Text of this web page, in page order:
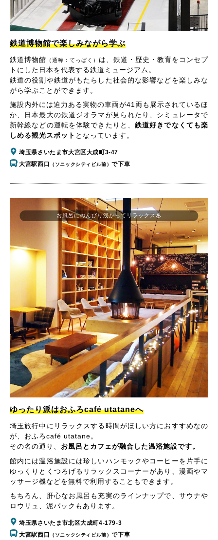
鉄道博物館で楽しみながら学ぶ
鉄道博物館 （通称：てっぱく） は、鉄道・歴史・教育をコンセプ
トにした日本を代表する鉄道ミュージアム。
鉄道の役割や鉄道がもたらした社会的な影響などを楽しみな
がら学ぶことができます。
施設内外には迫力ある実物の車両が41両も展示されているほ
か、日本最大の鉄道ジオラマが見られたり、シミュレータで
新幹線などの運転を体験できたりと、 鉄道好きでなくても楽
しめる観光スポット となっています。
埼玉県さいたま市大宮区大成町3-47
大宮駅西口
（ソニックシティビル前）で下車
ゆったり派はおふろcafé utataneへ
埼玉旅行中にリラックスする時間がほしい方におすすめなの
が、おふろcafé utatane。
その名の通り、 お風呂とカフェが融合した温浴施設です。
館内には温浴施設には珍しいハンモックやコーヒーを片手に
ゆっくりとくつろげるリラックスコーナーがあり、漫画やマ
ッサージ機などを無料で利用することもできます。
もちろん、肝心なお風呂も充実のラインナップで、サウナや
ロウリュ、泥パックもあります。
埼玉県さいたま市北区大成町4-179-3
大宮駅西口
（ソニックシティビル前）で下車
お風呂にのんびり浸かってリラックス♨